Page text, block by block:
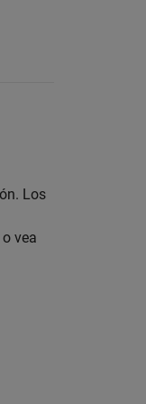
Los
o vea